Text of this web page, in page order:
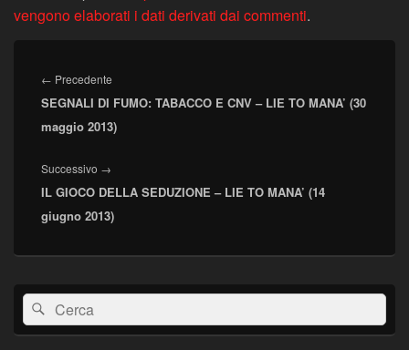
vengono elaborati i dati derivati dai commenti.
articoli
← Precedente
precedente:
SEGNALI DI FUMO: TABACCO E CNV – LIE TO MANA’ (30
maggio 2013)
Successivo →
successivo:
IL GIOCO DELLA SEDUZIONE – LIE TO MANA’ (14
giugno 2013)
Area
widget
barra
laterale
Cerca:Cerca